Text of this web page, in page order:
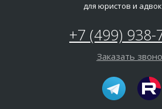
+7 (499) 938-
для юристов и
Заказать